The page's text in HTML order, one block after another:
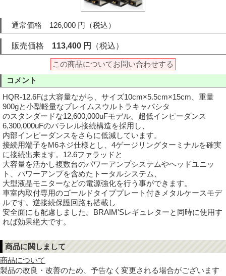
通常価格 126,000 円（税込）
販売価格 113,400 円 （税込）
この商品についてお問い合わせする
コメント
HQR-12.6Fは大容量ながら、サイズ10cm×5.5cm×15cm、重量
900gと小型軽量なブレイムスウルトラキャパシタ
のスタンダードな12,600,000uFモデル。超低インピーダンス
6,300,000uFのパラレル接続構造を採用し、
内部インピーダンスをさらに低減しています。
接続用端子をM6ネジ仕様とし、4ゲージリングターミナルを確実
に接続出来ます。12.6ファラッドと
大容量を活かし複数台のパワーアンプシステムやヘッドユニッ
ト、パワーアンプを含めたトータルシステム、
大型液晶モニターなどの電源強化を行う事ができます。
車室内取付専用のゴールドタイププレート付きメタルケースモデ
ルです。逆接続保護回路も搭載し
安全面にも配慮しました。BRAIM'Sレギュレターと同時に使用す
れば効果絶大です。
商品に関しまして
商品について
製品の改良・改善のため、予告なく変更される場合がございます